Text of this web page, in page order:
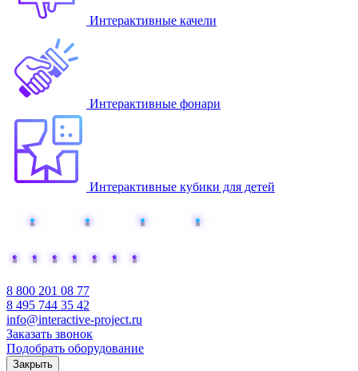
Интерактивные качели
Интерактивные фонари
Интерактивные кубики для детей
8 800 201 08 77
8 495 744 35 42
info@interactive-project.ru
Заказать звонок
Подобрать оборудование
Закрыть